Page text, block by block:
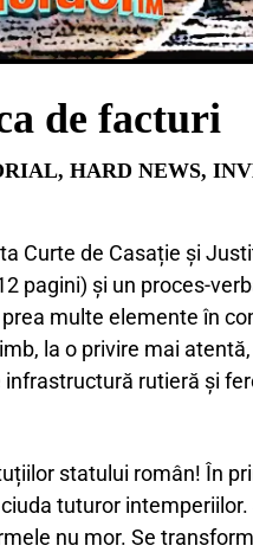
de facturi
, HARD NEWS,
Curte de Casație și
pagini) și un proces-
multe elemente în
la o privire mai
rutieră și
statului român! În
tuturor
nu mor. Se